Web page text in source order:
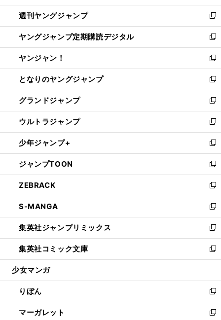
開
く
ウ
で
開
く
ン
ド
ウ
で
開
く
ウ
ィ
ン
ド
ウ
で
開
く
週刊ヤングジャンプ
新
し
い
ウ
ィ
ン
ド
ウ
で
開
く
ヤングジャンプ定期購読デジタル
新
し
い
ウ
ィ
ン
ド
ウ
で
開
く
ヤンジャン！
新
し
い
ウ
ィ
ン
ド
ウ
で
開
く
となりのヤングジャンプ
新
し
い
ウ
ィ
ン
ド
ウ
で
開
く
グランドジャンプ
新
し
い
ウ
ィ
ン
ド
ウ
で
開
く
ウルトラジャンプ
新
し
い
ウ
ィ
ン
ド
ウ
で
開
く
少年ジャンプ+
新
し
い
ウ
ィ
ン
ド
ウ
で
開
く
ジャンプTOON
新
し
い
ウ
ィ
ン
ド
ウ
で
開
ZEBRACK
新
し
い
ウ
ィ
ン
ド
ウ
開
く
S-MANGA
新
し
い
ウ
ィ
ン
ウ
で
開
く
集英社ジャンプリミックス
新
し
い
ウ
ン
ド
ウ
で
集英社コミック文庫
新
し
ウ
ィ
ン
ド
少女マンガ
りぼん
新
し
い
マーガレット
新